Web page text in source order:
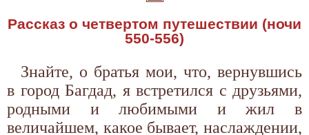
Рассказ о четвертом путешествии (ночи
550-556)
Знайте, о братья мои, что, вернувшись
в город Багдад, я встретился с друзьями,
родными и любимыми и жил в
величайшем, какое бывает, наслаждении,